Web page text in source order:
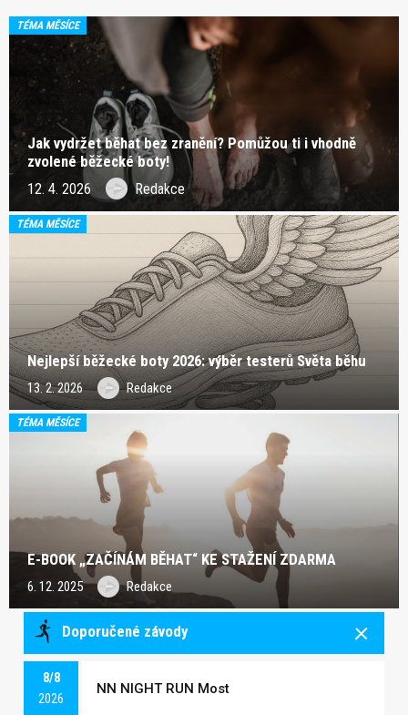
TÉMA MĚSÍCE
Jak vydržet běhat bez zranění? Pomůžou ti i vhodně
zvolené běžecké boty!
12. 4. 2026 Redakce
TÉMA MĚSÍCE
Nejlepší běžecké boty 2026: výběr testerů Světa běhu
13. 2. 2026 Redakce
TÉMA MĚSÍCE
E-BOOK „ZAČÍNÁM BĚHAT“ KE STAŽENÍ ZDARMA
6. 12. 2025 Redakce
Doporučené závody
8/8
2026
NN NIGHT RUN Most